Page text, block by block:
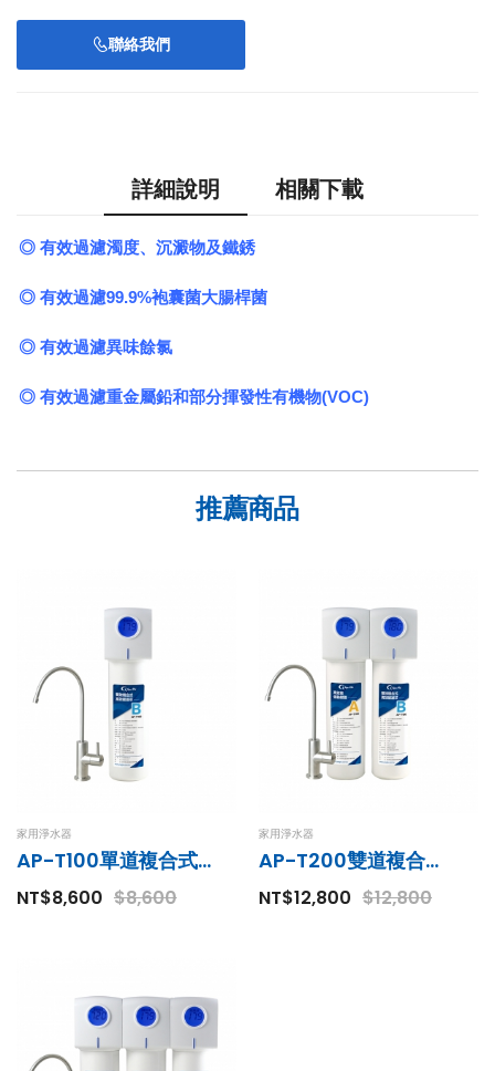
K80斷水流 Elite
廚下型廚餘機
NT$23,800 $23,800
3M HF20-SI製
藥級單道淨水設
備
NT$14,800 $14,800
廚事寶KITCHEN PRO
聯絡我們
詳細說明 相關下載
◎ 有效過濾濁度、沉澱物及鐵銹
◎ 有效過濾99.9%袍囊菌大腸桿菌
◎ 有效過濾異味餘氯
◎ 有效過濾重金屬鉛和部分揮發性有機物(VOC)
推薦商品
家用淨水器
AP-T100單道複合式淨水器
NT$8,600 $8,600
家用淨水器
AP-T200雙道複合式淨水器
NT$12,800 $12,800